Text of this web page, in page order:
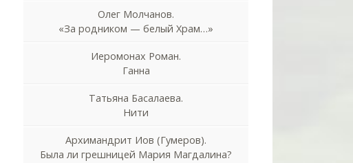
Олег Молчанов.
«За родником — белый Храм…»
Иеромонах Роман.
Ганна
Татьяна Басалаева.
Нити
Архимандрит Иов (Гумеров).
Была ли грешницей Мария Магдалина?